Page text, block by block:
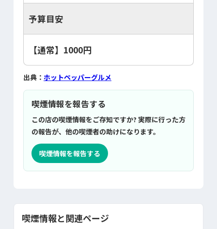
予算目安
【通常】1000円
出典： ホットペッパーグルメ
喫煙情報を報告する
この店の喫煙情報をご存知ですか? 実際に行った方
の報告が、他の喫煙者の助けになります。
喫煙情報を報告する
喫煙情報と関連ページ